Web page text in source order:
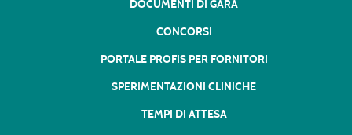
DOCUMENTI DI GARA
CONCORSI
PORTALE PROFIS PER FORNITORI
SPERIMENTAZIONI CLINICHE
TEMPI DI ATTESA